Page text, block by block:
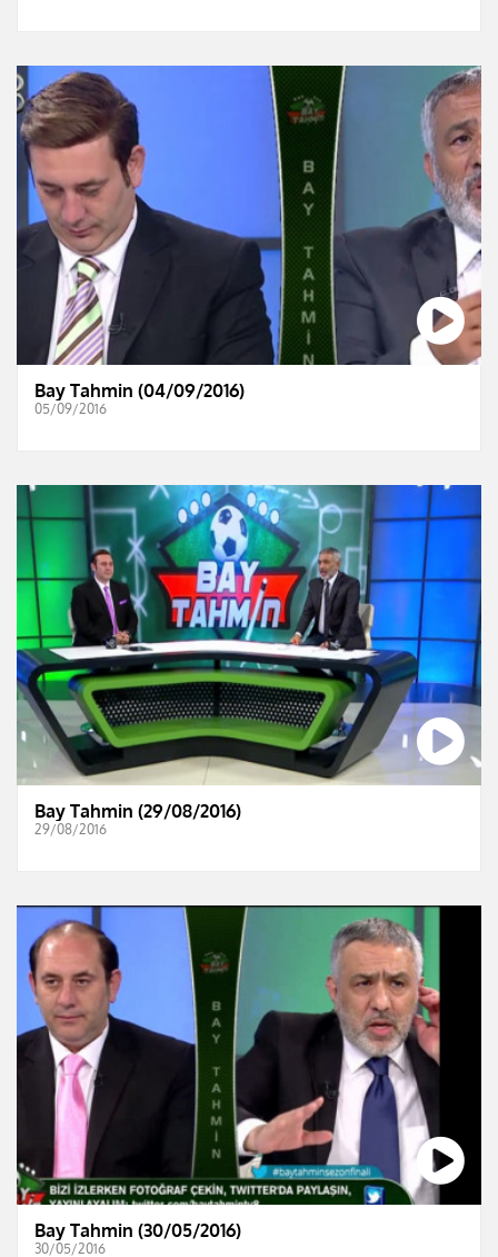
Bay Tahmin (04/09/2016)
05/09/2016
Bay Tahmin (29/08/2016)
29/08/2016
Bay Tahmin (30/05/2016)
30/05/2016